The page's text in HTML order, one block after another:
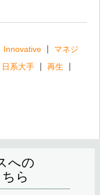
Innovative
マネジ
日系大手
再生
への
ら